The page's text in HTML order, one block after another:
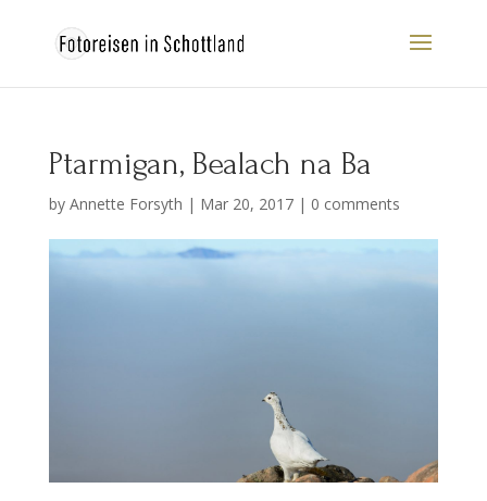
Ptarmigan, Bealach na Ba
by Annette Forsyth | Mar 20, 2017| 0 comments